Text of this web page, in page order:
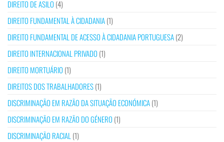
DIREITO DE ASILO (4)
DIREITO FUNDAMENTAL À CIDADANIA(1)
DIREITO FUNDAMENTAL DE ACESSO À CIDADANIA PORTUGUESA(2)
DIREITO INTERNACIONAL PRIVADO (1)
DIREITO MORTUÁRIO (1)
DIREITOS DOS TRABALHADORES(1)
DISCRIMINAÇÃO EM RAZÃO DA SITUAÇÃO ECONÓMICA(1)
DISCRIMINAÇÃO EM RAZÃO DO GÉNERO (1)
DISCRIMINAÇÃO RACIAL (1)